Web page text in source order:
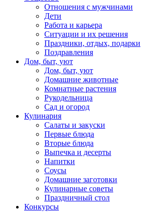
Отношения с мужчинами
Дети
Работа и карьера
Ситуации и их решения
Праздники, отдых, подарки
Поздравления
Дом, быт, уют
Дом, быт, уют
Домашние животные
Комнатные растения
Рукодельница
Сад и огород
Кулинария
Салаты и закуски
Первые блюда
Вторые блюда
Выпечка и десерты
Напитки
Соусы
Домашние заготовки
Кулинарные советы
Праздничный стол
Конкурсы